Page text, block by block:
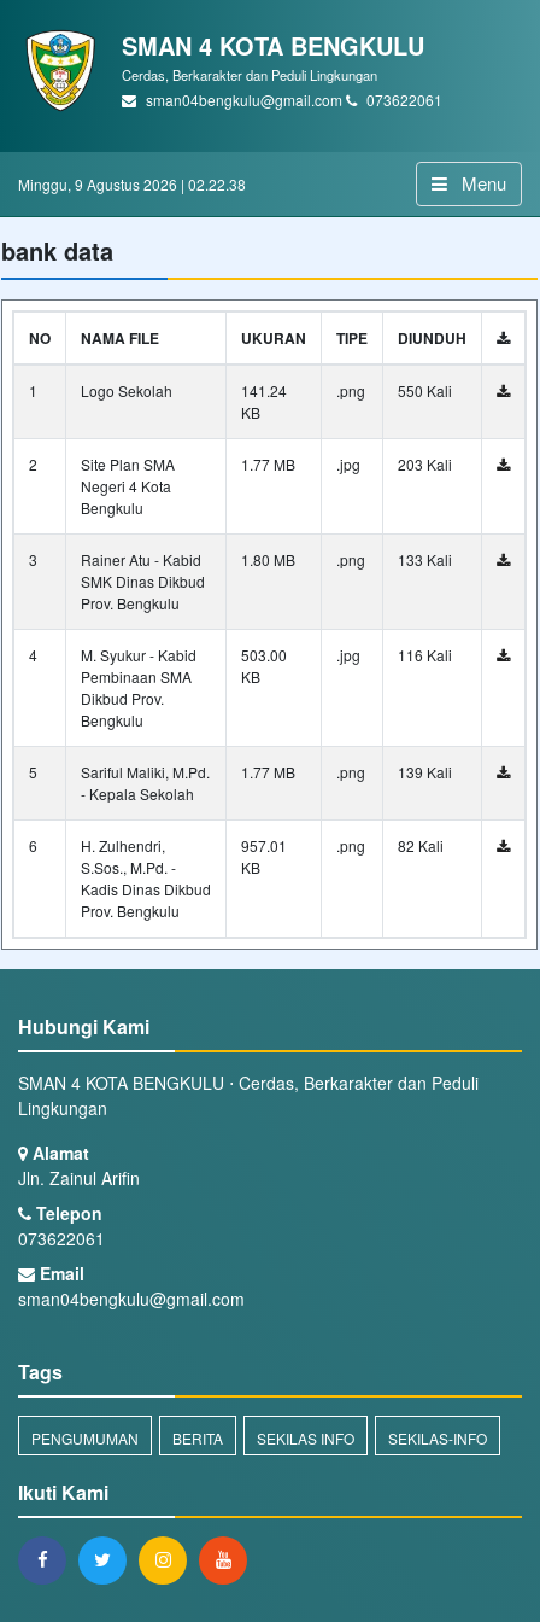
SMAN 4 KOTA BENGKULU
Cerdas, Berkarakter dan Peduli Lingkungan
sman04bengkulu@gmail.com 073622061
Minggu, 9 Agustus 2026 | 02.22.38 Menu
bank data
NO NAMA FILE UKURAN TIPE DIUNDUH
1 Logo Sekolah
141.24
KB
.png 550 Kali
2
Site Plan SMA
Negeri 4 Kota
Bengkulu
1.77 MB .jpg 203 Kali
3
Rainer Atu - Kabid
SMK Dinas Dikbud
Prov. Bengkulu
1.80 MB .png 133 Kali
4
M. Syukur - Kabid
Pembinaan SMA
Dikbud Prov.
Bengkulu
503.00
KB
.jpg 116 Kali
5
Sariful Maliki, M.Pd.
- Kepala Sekolah
1.77 MB .png 139 Kali
6
H. Zulhendri,
S.Sos., M.Pd. -
Kadis Dinas Dikbud
Prov. Bengkulu
957.01
KB
.png 82 Kali
Hubungi Kami
SMAN 4 KOTA BENGKULU ⋅ Cerdas, Berkarakter dan Peduli
Lingkungan
Alamat
Jln. Zainul Arifin
Telepon
073622061
Email
sman04bengkulu@gmail.com
Tags
PENGUMUMAN BERITA SEKILAS INFO SEKILAS-INFO
Ikuti Kami